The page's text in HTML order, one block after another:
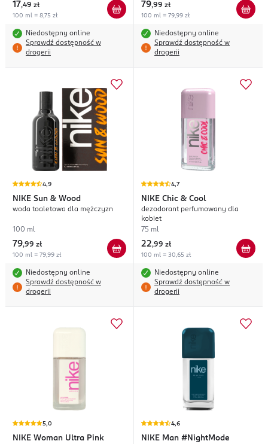
17,49 zł
100 ml = 8,75 zł
Niedostępny online
Sprawdź dostępność w
drogerii
79,99 zł
100 ml = 79,99 zł
Niedostępny online
Sprawdź dostępność w
drogerii
4,9
NIKE Sun & Wood
woda toaletowa dla mężczyzn
100 ml
79,99 zł
100 ml = 79,99 zł
Niedostępny online
Sprawdź dostępność w
drogerii
4,7
NIKE Chic & Cool
dezodorant perfumowany dla
kobiet
75 ml
22,99 zł
100 ml = 30,65 zł
Niedostępny online
Sprawdź dostępność w
drogerii
5,0
NIKE Woman Ultra Pink
4,6
NIKE Man #NightMode